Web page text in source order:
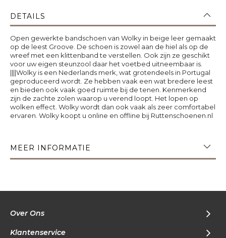
DETAILS
Open gewerkte bandschoen van Wolky in beige leer gemaakt
op de leest Groove. De schoen is zowel aan de hiel als op de
wreef met een klittenband te verstellen. Ook zijn ze geschikt
voor uw eigen steunzool daar het voetbed uitneembaar is.
||||Wolky is een Nederlands merk, wat grotendeels in Portugal
geproduceerd wordt. Ze hebben vaak een wat bredere leest
en bieden ook vaak goed ruimte bij de tenen. Kenmerkend
zijn de zachte zolen waarop u verend loopt. Het lopen op
wolken effect. Wolky wordt dan ook vaak als zeer comfortabel
ervaren. Wolky koopt u online en offline bij Ruttenschoenen.nl
MEER INFORMATIE
Over Ons
Klantenservice